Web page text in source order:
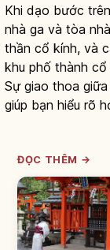
Khi dạo bước
nhà ga và tòa
thần cổ kính, và
khu phố thành
Sự giao thoa
giúp bạn hiểu rõ
ĐỌC THÊM →